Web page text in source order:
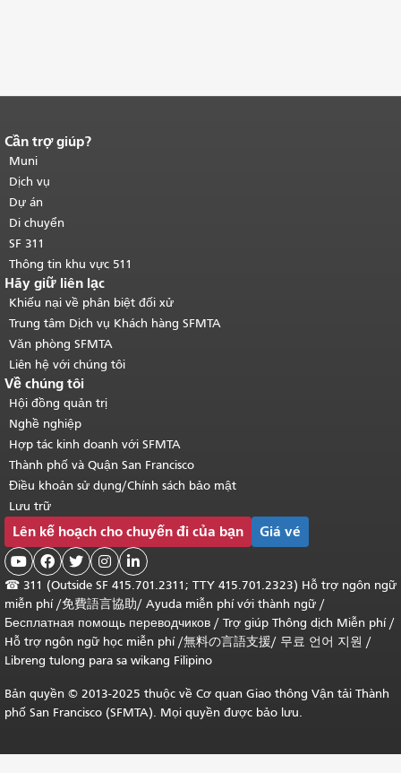
Kết thúc nội dung trang.
của trang này được lặp lại trên mọi
trang.Quay lại đầu trang nội dung
chính.
Cần trợ giúp?
Muni
Dịch vụ
Dự án
Di chuyển
SF 311
Thông tin khu vực 511
Hãy giữ liên lạc
Khiếu nại về phân biệt đối xử
Trung tâm Dịch vụ Khách hàng SFMTA
Văn phòng SFMTA
Liên hệ với chúng tôi
Về chúng tôi
Hội đồng quản trị
Nghề nghiệp
Hợp tác kinh doanh với SFMTA
Thành phố và Quận San Francisco
Điều khoản sử dụng/Chính sách bảo mật
Lưu trữ
Lên kế hoạch cho chuyến đi của bạn Giá vé
    
☎ 311 (Outside SF 415.701.2311; TTY 415.701.2323) Hỗ trợ ngôn ngữ
miễn phí /免費語言協助/ Ayuda miễn phí với thành ngữ /
Бесплатная помощь переводчиков / Trợ giúp Thông dịch Miễn phí/
Hỗ trợ ngôn ngữ học miễn phí/無料の言語支援/ 무료 언어 지원 /
Libreng tulong para sa wikang Filipino
Bản quyền © 2013-2025 thuộc về Cơ quan Giao thông Vận tải Thành
phố San Francisco (SFMTA). Mọi quyền được bảo lưu.